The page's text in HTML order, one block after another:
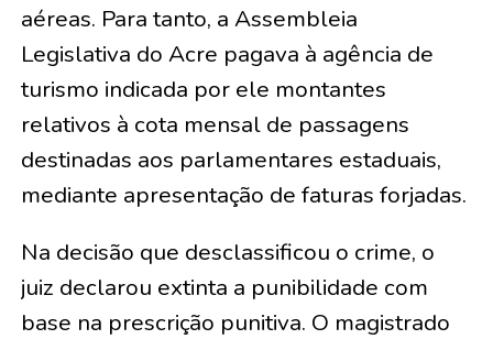
aéreas. Para tanto, a Assembleia
Legislativa do Acre pagava à agência de
turismo indicada por ele montantes
relativos à cota mensal de passagens
destinadas aos parlamentares estaduais,
mediante apresentação de faturas forjadas.
Na decisão que desclassificou o crime, o
juiz declarou extinta a punibilidade com
base na prescrição punitiva. O magistrado